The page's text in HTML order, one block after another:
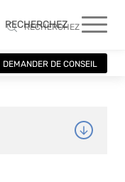
RECHERCHEZ
RECHERCHEZ
DEMANDER DE CONSEIL